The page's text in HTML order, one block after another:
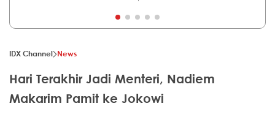
IDX Channel News
Hari Terakhir Jadi Menteri, Nadiem
Makarim Pamit ke Jokowi